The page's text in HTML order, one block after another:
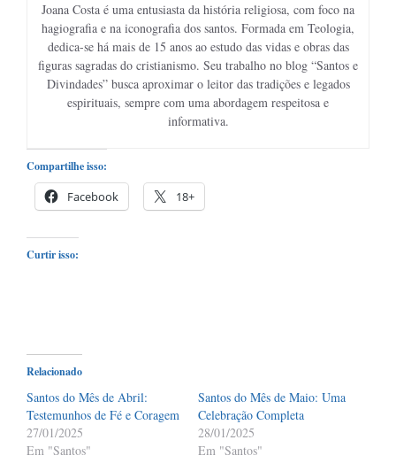
Joana Costa é uma entusiasta da história religiosa, com foco na
hagiografia e na iconografia dos santos. Formada em Teologia,
dedica-se há mais de 15 anos ao estudo das vidas e obras das
figuras sagradas do cristianismo. Seu trabalho no blog “Santos e
Divindades” busca aproximar o leitor das tradições e legados
espirituais, sempre com uma abordagem respeitosa e
informativa.
Compartilhe isso:
Facebook 18+
Curtir isso:
Relacionado
Santos do Mês de Abril:
Testemunhos de Fé e Coragem
27/01/2025
Em "Santos"
Santos do Mês de Maio: Uma
Celebração Completa
28/01/2025
Em "Santos"